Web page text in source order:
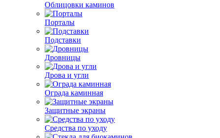
Облицовки каминов
Порталы
Подставки
Дровницы
Дрова и угли
Ограда каминная
Защитные экраны
Средства по уходу